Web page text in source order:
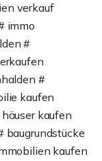
verkauf
immo
#
#
kaufen
kaufen
baugrundstücke
kaufen